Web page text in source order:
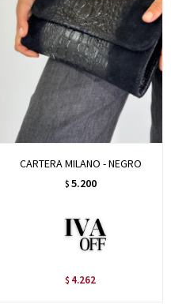
CARTERA MILANO - NEGRO
$ 5.200
$ 4.262